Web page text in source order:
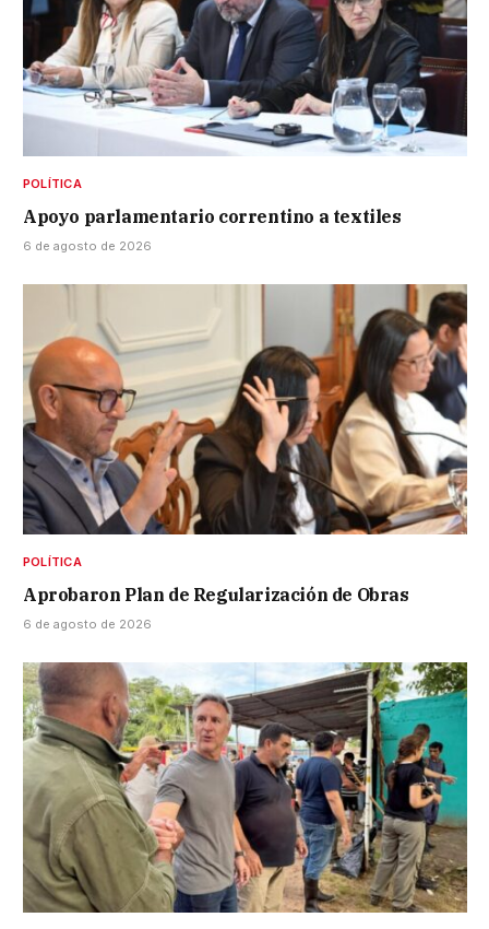
POLÍTICA
Apoyo parlamentario correntino a textiles
6 de agosto de 2026
POLÍTICA
Aprobaron Plan de Regularización de Obras
6 de agosto de 2026